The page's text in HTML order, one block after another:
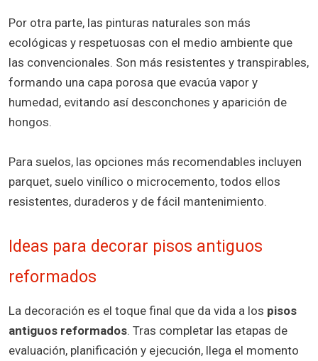
Por otra parte, las pinturas naturales son más
ecológicas y respetuosas con el medio ambiente que
las convencionales. Son más resistentes y transpirables,
formando una capa porosa que evacúa vapor y
humedad, evitando así desconchones y aparición de
hongos.
Para suelos, las opciones más recomendables incluyen
parquet, suelo vinílico o microcemento, todos ellos
resistentes, duraderos y de fácil mantenimiento.
Ideas para decorar pisos antiguos
reformados
La decoración es el toque final que da vida a los pisos
antiguos reformados. Tras completar las etapas de
evaluación, planificación y ejecución, llega el momento